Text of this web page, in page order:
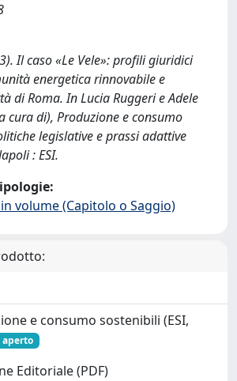
Il caso «Le Vele»: profili giuridici
energetica rinnovabile e
di Roma. In Lucia Ruggeri e Adele
cura di), Produzione e consumo
legislative e prassi adattive
: ESI.
volume (Capitolo o Saggio)
e consumo sostenibili (ESI,
aperto
Editoriale (PDF)